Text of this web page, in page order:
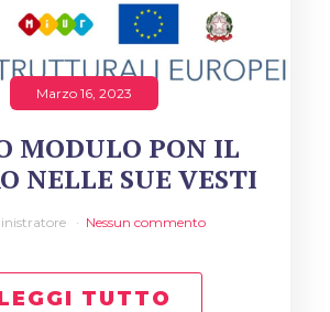
Marzo 16, 2023
MODULO PON IL
NELLE SUE VESTI
Nessun commento
TUTTO